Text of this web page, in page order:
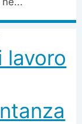
lavoro